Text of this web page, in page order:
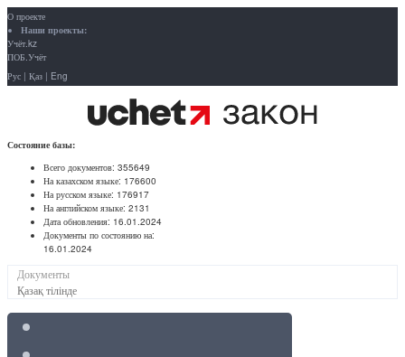
О проекте
Наши проекты:
Учёт.kz
ПОБ.Учёт
Рус | Қаз | Eng
Состояние базы:
Всего документов: 355649
На казахском языке: 176600
На русском языке: 176917
На английском языке: 2131
Дата обновления: 16.01.2024
Документы по состоянию на:
16.01.2024
Документы
Қазақ тілінде